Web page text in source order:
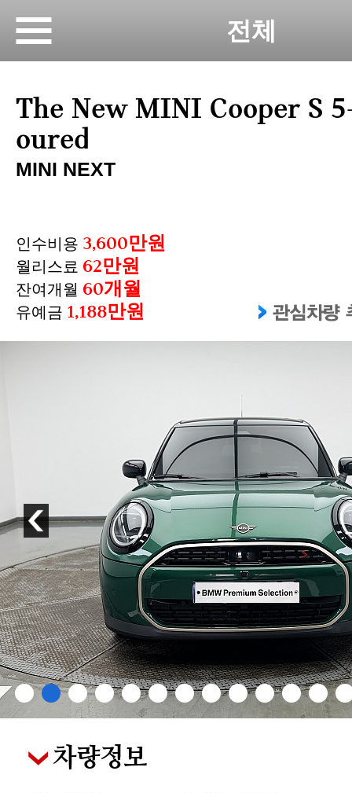
전체
The New MINI Cooper S
oured
MINI NEXT
인수비용 3,600만원
월리스료 62만원
잔여개월 60개월
유예금 1,188만원
차량정보